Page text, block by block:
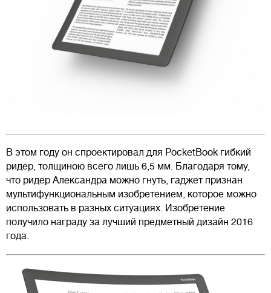
В этом году он спроектировал для PocketBook гибкий
ридер, толщиною всего лишь 6,5 мм. Благодаря тому,
что ридер Александра можно гнуть, гаджет признан
мультифункциональным изобретением, которое можно
использовать в разных ситуациях. Изобретение
получило награду за лучший предметный дизайн 2016
года.